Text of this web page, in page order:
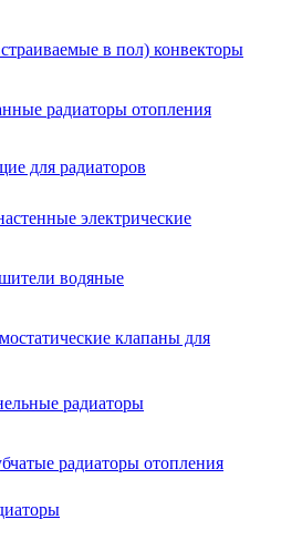
в пол) конвекторы
радиаторы отопления
для радиаторов
электрические
водяные
клапаны для
радиаторы
радиаторы отопления